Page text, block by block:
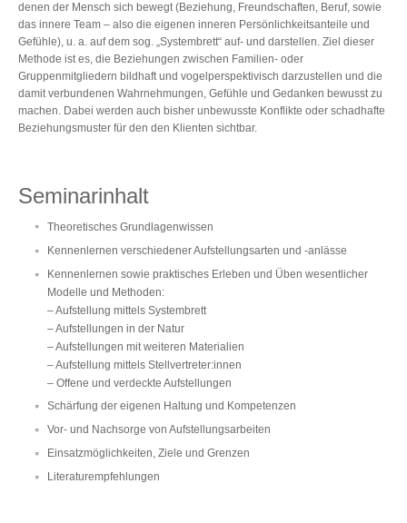
denen der Mensch sich bewegt (Beziehung, Freundschaften, Beruf, sowie
das innere Team – also die eigenen inneren Persönlichkeitsanteile und
Gefühle), u. a. auf dem sog. „Systembrett“ auf- und darstellen. Ziel dieser
Methode ist es, die Beziehungen zwischen Familien- oder
Gruppenmitgliedern bildhaft und vogelperspektivisch darzustellen und die
damit verbundenen Wahrnehmungen, Gefühle und Gedanken bewusst zu
machen. Dabei werden auch bisher unbewusste Konflikte oder schadhafte
Beziehungsmuster für den den Klienten sichtbar.
Seminarinhalt
Theoretisches Grundlagenwissen
Kennenlernen verschiedener Aufstellungsarten und -anlässe
Kennenlernen sowie praktisches Erleben und Üben wesentlicher
Modelle und Methoden:
– Aufstellung mittels Systembrett
– Aufstellungen in der Natur
– Aufstellungen mit weiteren Materialien
– Aufstellung mittels Stellvertreter:innen
– Offene und verdeckte Aufstellungen
Schärfung der eigenen Haltung und Kompetenzen
Vor- und Nachsorge von Aufstellungsarbeiten
Einsatzmöglichkeiten, Ziele und Grenzen
Literaturempfehlungen